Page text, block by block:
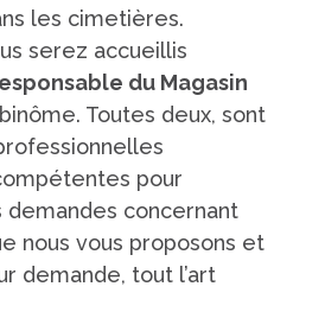
les cimetières.
serez accueillis
du Magasin
Toutes deux, sont
pour
demandes concernant
nous vous proposons et
demande, tout l’art